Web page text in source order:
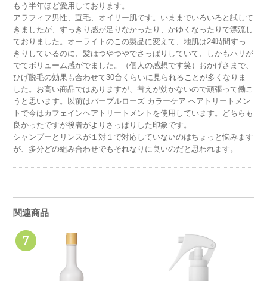
もう半年ほど愛用しております。
アラフィフ男性、直毛、オイリー肌です。いままでいろいろと試して
きましたが、すっきり感が足りなかったり、かゆくなったりで漂流し
ておりました。オーライトのこの製品に変えて、地肌は24時間すっ
きりしているのに、髪はつやつやでさっぱりしていて、しかもハリが
でてボリューム感がでました。（個人の感想です笑）おかげさまで、
ひげ脱毛の効果も合わせて30台くらいに見られることが多くなりま
した。お高い商品ではありますが、替えが効かないので頑張って働こ
うと思います。以前はパープルローズ カラーケア ヘアトリートメン
トで今はカフェインヘアトリートメントを使用しています。どちらも
良かったですが後者がよりさっぱりした印象です。
シャンプーとリンスが１対１で対応していないのはちょっと悩みます
が、多分どの組み合わせでもそれなりに良いのだと思われます。
関連商品